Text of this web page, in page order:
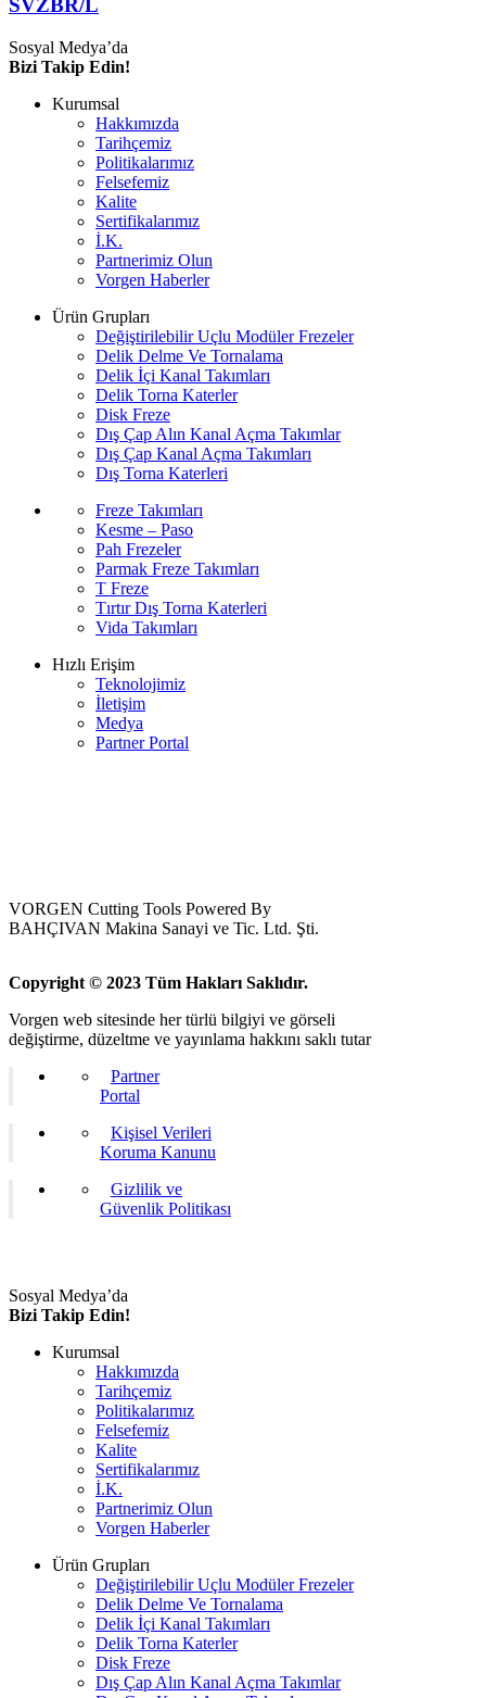
SVZBR/L
Sosyal Medya’da
Bizi Takip Edin!
Kurumsal
Hakkımızda
Tarihçemiz
Politikalarımız
Felsefemiz
Kalite
Sertifikalarımız
İ.K.
Partnerimiz Olun
Vorgen Haberler
Ürün Grupları
Değiştirilebilir Uçlu Modüler Frezeler
Delik Delme Ve Tornalama
Delik İçi Kanal Takımları
Delik Torna Katerler
Disk Freze
Dış Çap Alın Kanal Açma Takımlar
Dış Çap Kanal Açma Takımları
Dış Torna Katerleri
Freze Takımları
Kesme – Paso
Pah Frezeler
Parmak Freze Takımları
T Freze
Tırtır Dış Torna Katerleri
Vida Takımları
Hızlı Erişim
Teknolojimiz
İletişim
Medya
Partner Portal
VORGEN Cutting Tools Powered By
BAHÇIVAN Makina Sanayi ve Tic. Ltd. Şti.
Copyright © 2023 Tüm Hakları Saklıdır.
Vorgen web sitesinde her türlü bilgiyi ve görseli
değiştirme, düzeltme ve yayınlama hakkını saklı tutar
Partner
Portal
Kişisel Verileri
Koruma Kanunu
Gizlilik ve
Güvenlik Politikası
Sosyal Medya’da
Bizi Takip Edin!
Kurumsal
Hakkımızda
Tarihçemiz
Politikalarımız
Felsefemiz
Kalite
Sertifikalarımız
İ.K.
Partnerimiz Olun
Vorgen Haberler
Ürün Grupları
Değiştirilebilir Uçlu Modüler Frezeler
Delik Delme Ve Tornalama
Delik İçi Kanal Takımları
Delik Torna Katerler
Disk Freze
Dış Çap Alın Kanal Açma Takımlar